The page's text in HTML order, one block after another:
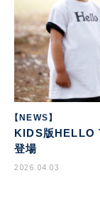
【NEWS】
KIDS版HELLO
登場
2026.04.03